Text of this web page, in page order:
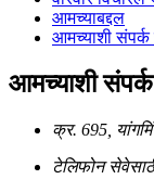
आमच्याबद्दल
आमच्याशी संपर्क
आमच्याशी
क्र. 695,
टेलिफोन